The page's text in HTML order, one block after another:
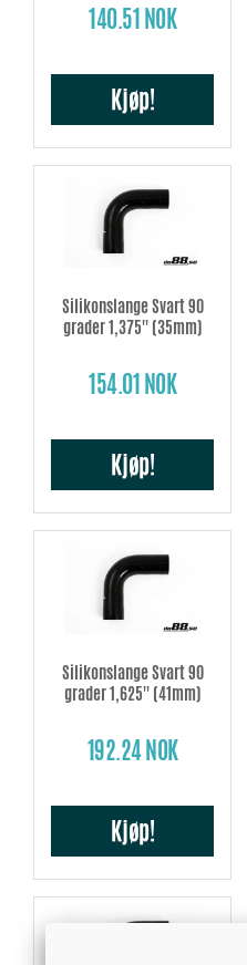
140.51 NOK
Kjøp!
Silikonslange Svart 90
grader 1,375'' (35mm)
154.01 NOK
Kjøp!
Silikonslange Svart 90
grader 1,625'' (41mm)
192.24 NOK
Kjøp!